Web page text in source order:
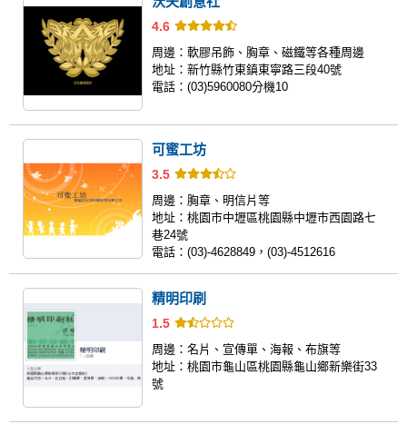
4.6
周邊： 軟膠吊飾、胸章、磁鐵等各種周邊
地址： 新竹縣竹東鎮東寧路三段40號
電話： (03)5960080分機10
可蜜工坊
3.5
周邊： 胸章、明信片等
地址： 桃園市中壢區桃園縣中壢市西園路七
巷24號
電話： (03)-4628849，(03)-4512616
精明印刷
1.5
周邊： 名片、宣傳單、海報、布旗等
地址： 桃園市龜山區桃園縣龜山鄉新樂街33
號